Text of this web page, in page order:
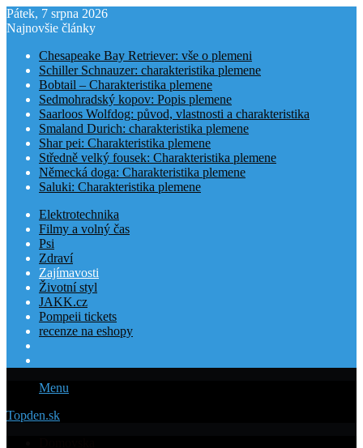
Pátek, 7 srpna 2026
Najnovšie články
Chesapeake Bay Retriever: vše o plemeni
Schiller Schnauzer: charakteristika plemene
Bobtail – Charakteristika plemene
Sedmohradský kopov: Popis plemene
Saarloos Wolfdog: původ, vlastnosti a charakteristika
Smaland Durich: charakteristika plemene
Shar pei: Charakteristika plemene
Středně velký fousek: Charakteristika plemene
Německá doga: Charakteristika plemene
Saluki: Charakteristika plemene
Elektrotechnika
Filmy a volný čas
Psi
Zdraví
Zajímavosti
Životní styl
JAKK.cz
Pompeii tickets
recenze na eshopy
Menu
Topden.sk